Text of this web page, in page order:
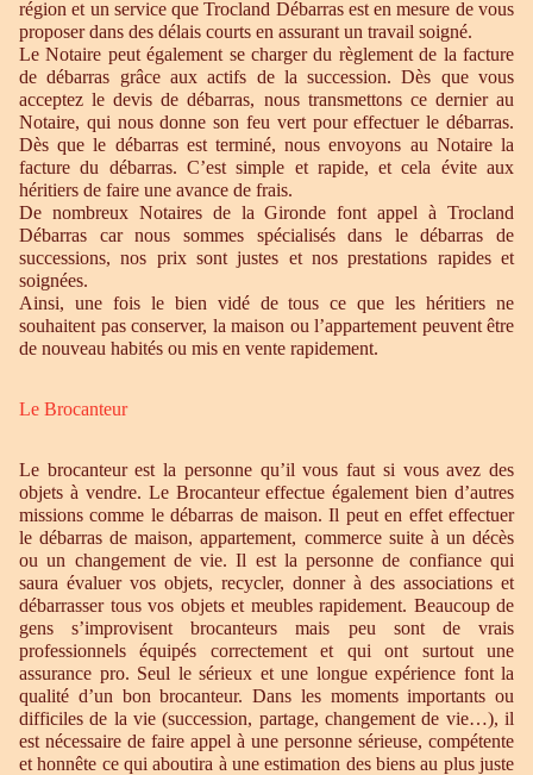
région et un service que Trocland Débarras est en mesure de vous
proposer dans des délais courts en assurant un travail soigné.
Le Notaire peut également se charger du règlement de la facture
de débarras grâce aux actifs de la succession. Dès que vous
acceptez le devis de débarras, nous transmettons ce dernier au
Notaire, qui nous donne son feu vert pour effectuer le débarras.
Dès que le débarras est terminé, nous envoyons au Notaire la
facture du débarras. C’est simple et rapide, et cela évite aux
héritiers de faire une avance de frais.
De nombreux Notaires de la Gironde font appel à Trocland
Débarras car nous sommes spécialisés dans le débarras de
successions, nos prix sont justes et nos prestations rapides et
soignées.
Ainsi, une fois le bien vidé de tous ce que les héritiers ne
souhaitent pas conserver, la maison ou l’appartement peuvent être
de nouveau habités ou mis en vente rapidement.
Le Brocanteur
Le brocanteur est la personne qu’il vous faut si vous avez des
objets à vendre. Le Brocanteur effectue également bien d’autres
missions comme le débarras de maison. Il peut en effet effectuer
le débarras de maison, appartement, commerce suite à un décès
ou un changement de vie. Il est la personne de confiance qui
saura évaluer vos objets, recycler, donner à des associations et
débarrasser tous vos objets et meubles rapidement. Beaucoup de
gens s’improvisent brocanteurs mais peu sont de vrais
professionnels équipés correctement et qui ont surtout une
assurance pro. Seul le sérieux et une longue expérience font la
qualité d’un bon brocanteur. Dans les moments importants ou
difficiles de la vie (succession, partage, changement de vie…), il
est nécessaire de faire appel à une personne sérieuse, compétente
et honnête ce qui aboutira à une estimation des biens au plus juste